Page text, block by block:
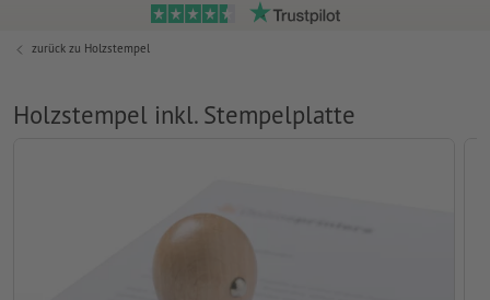
zurück zu Holzstempel
Holzstempel inkl. Stempelplatte